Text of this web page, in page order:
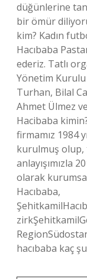
düğünlerine
bir ömür
kim? Kadın
Hacıbaba
ederiz. Tatlı
Yönetim
Turhan, Bilal
Ahmet Ülmez
Hacibaba
firmamız 1984
kurulmuş olup,
anlayışımızla
olarak
Hacıbaba,
hacıbaba kaç